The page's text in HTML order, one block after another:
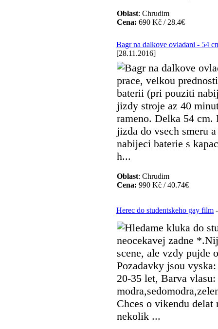
Oblast: Chrudim
Cena: 690 Kč / 28.4€
Bagr na dalkove ovladani - 54
[28.11.2016]
Bagr na dalkove
prace, velkou
baterii (pri pouziti
jizdy stroje az 40
rameno. Delka 54
jizda do vsech smeru
nabijeci baterie s
h...
Oblast: Chrudim
Cena: 990 Kč / 40.74€
Herec do studentskeho gay film
Hledame kluka do
neocekavej zadne
scene, ale vzdy pujde
Pozadavky jsou
20-35 let, Barva
Chces o vikendu delat
nekolik ...